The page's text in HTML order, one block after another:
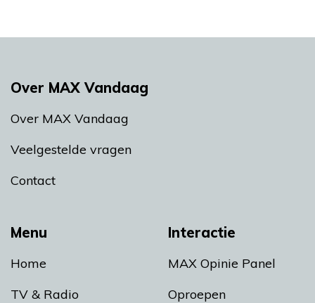
Menu
Home
TV & Radio
Interactie
MAX Opinie Panel
Oproepen
Over MAX Vandaag
Over MAX Vandaag
Veelgestelde vragen
Contact